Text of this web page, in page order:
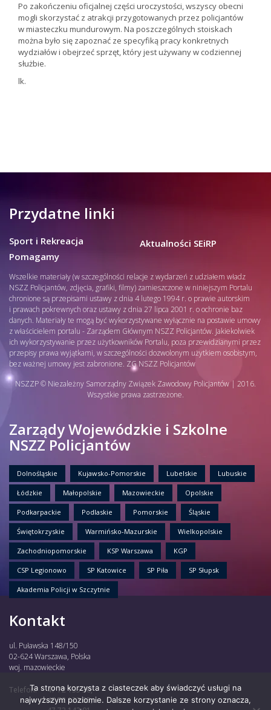
Po zakończeniu oficjalnej części uroczystości, wszyscy obecni
mogli skorzystać z atrakcji przygotowanych przez policjantów
w miasteczku mundurowym. Na poszczególnych stoiskach
można było się zapoznać ze specyfiką pracy konkretnych
wydziałów i obejrzeć sprzęt, który jest używany w codziennej
służbie.
lk.
Przydatne linki
Sport i Rekreacja
Pomagamy
Aktualności SEiRP
Wszelkie materiały (w szczególności relacje z wydarzeń z udziałem władz
NSZZ Policjantów, zdjęcia, grafiki, filmy) zamieszczone w niniejszym Portalu
chronione są przepisami ustawy z dnia 4 lutego 1994 r. o prawie autorskim
i prawach pokrewnych oraz ustawy z dnia 27 lipca 2001 r. o ochronie baz
danych. Materiały te mogą być wykorzystywane wyłącznie na postawie umowy
z właścicielem portalu - Zarządem Głównym NSZZ Policjantów. Jakiekolwiek
ich wykorzystywanie przez użytkowników Portalu, poza przewidzianymi przez
przepisy prawa wyjątkami, w szczególności dozwolonym użytkiem osobistym,
bez ważnej umowy jest zabronione. ZG NSZZ Policjantów
NSZZP © Niezależny Samorządny Związek Zawodowy Policjantów | 2016.
Wszystkie prawa zastrzeżone.
Zarządy Wojewódzkie i Szkolne
NSZZ Policjantów
Dolnośląskie Kujawsko-Pomorskie Lubelskie Lubuskie
Łódzkie Małopolskie Mazowieckie Opolskie
Podkarpackie Podlaskie Pomorskie Śląskie
Świętokrzyskie Warmińsko-Mazurskie Wielkopolskie
Zachodniopomorskie KSP Warszawa KGP
CSP Legionowo SP Katowice SP Piła SP Słupsk
Akademia Policji w Szczytnie
Kontakt
ul. Puławska 148/150
02-624 Warszawa, Polska
woj. mazowieckie
Telefon:
47 72 135 30,
47 72 122 85,
Ta strona korzysta z ciasteczek aby świadczyć usługi na
najwyższym poziomie. Dalsze korzystanie ze strony oznacza,